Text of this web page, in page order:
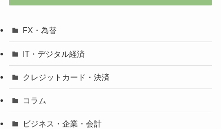
FX・為替
IT・デジタル経済
クレジットカード・決済
コラム
ビジネス・企業・会計